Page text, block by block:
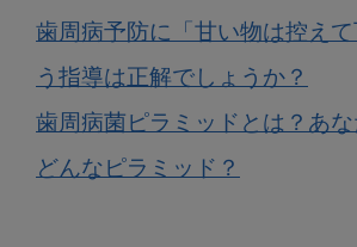
歯周病予防に「甘い物は控え
う指導は正解でしょうか？
歯周病菌ピラミッドとは？あな
どんなピラミッド？